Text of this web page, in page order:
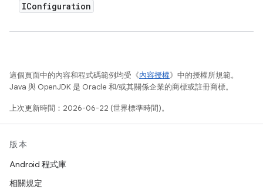
IConfiguration
這個頁面中的內容和程式碼範例均受《內容授權》中的授權所規範。
Java 與 OpenJDK 是 Oracle 和/或其關係企業的商標或註冊商標。
上次更新時間：2026-06-22 (世界標準時間)。
版本
Android 程式庫
相關規定